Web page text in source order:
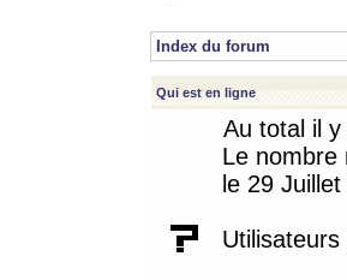
Index du forum
Qui est en ligne
Au total il y
Le nombre
le 29
Utilisateurs